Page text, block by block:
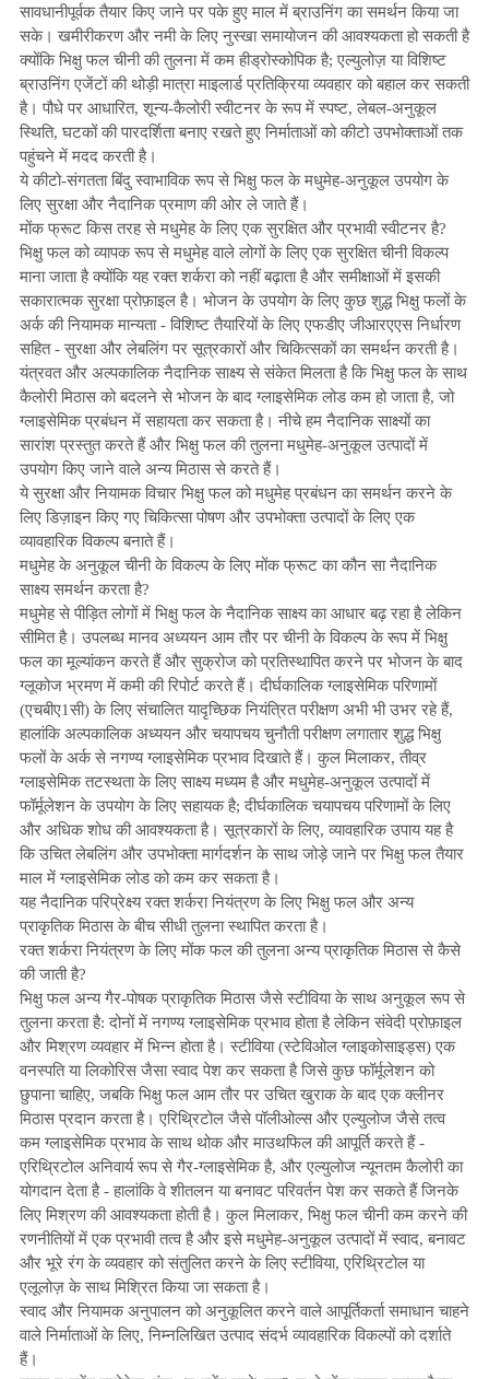
सावधानीपूर्वक तैयार किए जाने पर पके हुए माल में ब्राउनिंग का समर्थन किया जा
सके। खमीरीकरण और नमी के लिए नुस्खा समायोजन की आवश्यकता हो सकती है
क्योंकि भिक्षु फल चीनी की तुलना में कम हीड्रोस्कोपिक है; एल्युलोज़ या विशिष्ट
ब्राउनिंग एजेंटों की थोड़ी मात्रा माइलार्ड प्रतिक्रिया व्यवहार को बहाल कर सकती
है। पौधे पर आधारित, शून्य-कैलोरी स्वीटनर के रूप में स्पष्ट, लेबल-अनुकूल
स्थिति, घटकों की पारदर्शिता बनाए रखते हुए निर्माताओं को कीटो उपभोक्ताओं तक
पहुंचने में मदद करती है।
ये कीटो-संगतता बिंदु स्वाभाविक रूप से भिक्षु फल के मधुमेह-अनुकूल उपयोग के
लिए सुरक्षा और नैदानिक ​​​​प्रमाण की ओर ले जाते हैं।
मोंक फ्रूट किस तरह से मधुमेह के लिए एक सुरक्षित और प्रभावी स्वीटनर है?
भिक्षु फल को व्यापक रूप से मधुमेह वाले लोगों के लिए एक सुरक्षित चीनी विकल्प
माना जाता है क्योंकि यह रक्त शर्करा को नहीं बढ़ाता है और समीक्षाओं में इसकी
सकारात्मक सुरक्षा प्रोफ़ाइल है। भोजन के उपयोग के लिए कुछ शुद्ध भिक्षु फलों के
अर्क की नियामक मान्यता - विशिष्ट तैयारियों के लिए एफडीए जीआरएएस निर्धारण
सहित - सुरक्षा और लेबलिंग पर सूत्रकारों और चिकित्सकों का समर्थन करती है।
यंत्रवत और अल्पकालिक नैदानिक ​​​​साक्ष्य से संकेत मिलता है कि भिक्षु फल के साथ
कैलोरी मिठास को बदलने से भोजन के बाद ग्लाइसेमिक लोड कम हो जाता है, जो
ग्लाइसेमिक प्रबंधन में सहायता कर सकता है। नीचे हम नैदानिक ​​साक्ष्यों का
सारांश प्रस्तुत करते हैं और भिक्षु फल की तुलना मधुमेह-अनुकूल उत्पादों में
उपयोग किए जाने वाले अन्य मिठास से करते हैं।
ये सुरक्षा और नियामक विचार भिक्षु फल को मधुमेह प्रबंधन का समर्थन करने के
लिए डिज़ाइन किए गए चिकित्सा पोषण और उपभोक्ता उत्पादों के लिए एक
व्यावहारिक विकल्प बनाते हैं।
मधुमेह के अनुकूल चीनी के विकल्प के लिए मोंक फ्रूट का कौन सा नैदानिक ​​
साक्ष्य समर्थन करता है?
मधुमेह से पीड़ित लोगों में भिक्षु फल के नैदानिक ​​साक्ष्य का आधार बढ़ रहा है लेकिन
सीमित है। उपलब्ध मानव अध्ययन आम तौर पर चीनी के विकल्प के रूप में भिक्षु
फल का मूल्यांकन करते हैं और सुक्रोज को प्रतिस्थापित करने पर भोजन के बाद
ग्लूकोज भ्रमण में कमी की रिपोर्ट करते हैं। दीर्घकालिक ग्लाइसेमिक परिणामों
(एचबीए1सी) के लिए संचालित यादृच्छिक नियंत्रित परीक्षण अभी भी उभर रहे हैं,
हालांकि अल्पकालिक अध्ययन और चयापचय चुनौती परीक्षण लगातार शुद्ध भिक्षु
फलों के अर्क से नगण्य ग्लाइसेमिक प्रभाव दिखाते हैं। कुल मिलाकर, तीव्र
ग्लाइसेमिक तटस्थता के लिए साक्ष्य मध्यम है और मधुमेह-अनुकूल उत्पादों में
फॉर्मूलेशन के उपयोग के लिए सहायक है; दीर्घकालिक चयापचय परिणामों के लिए
और अधिक शोध की आवश्यकता है। सूत्रकारों के लिए, व्यावहारिक उपाय यह है
कि उचित लेबलिंग और उपभोक्ता मार्गदर्शन के साथ जोड़े जाने पर भिक्षु फल तैयार
माल में ग्लाइसेमिक लोड को कम कर सकता है।
यह नैदानिक ​​परिप्रेक्ष्य रक्त शर्करा नियंत्रण के लिए भिक्षु फल और अन्य
प्राकृतिक मिठास के बीच सीधी तुलना स्थापित करता है।
रक्त शर्करा नियंत्रण के लिए मोंक फल की तुलना अन्य प्राकृतिक मिठास से कैसे
की जाती है?
भिक्षु फल अन्य गैर-पोषक प्राकृतिक मिठास जैसे स्टीविया के साथ अनुकूल रूप से
तुलना करता है: दोनों में नगण्य ग्लाइसेमिक प्रभाव होता है लेकिन संवेदी प्रोफ़ाइल
और मिश्रण व्यवहार में भिन्न होता है। स्टीविया (स्टेविओल ग्लाइकोसाइड्स) एक
वनस्पति या लिकोरिस जैसा स्वाद पेश कर सकता है जिसे कुछ फॉर्मूलेशन को
छुपाना चाहिए, जबकि भिक्षु फल आम तौर पर उचित खुराक के बाद एक क्लीनर
मिठास प्रदान करता है। एरिथ्रिटोल जैसे पॉलीओल्स और एल्युलोज जैसे तत्व
कम ग्लाइसेमिक प्रभाव के साथ थोक और माउथफिल की आपूर्ति करते हैं -
एरिथ्रिटोल अनिवार्य रूप से गैर-ग्लाइसेमिक है, और एल्युलोज न्यूनतम कैलोरी का
योगदान देता है - हालांकि वे शीतलन या बनावट परिवर्तन पेश कर सकते हैं जिनके
लिए मिश्रण की आवश्यकता होती है। कुल मिलाकर, भिक्षु फल चीनी कम करने की
रणनीतियों में एक प्रभावी तत्व है और इसे मधुमेह-अनुकूल उत्पादों में स्वाद, बनावट
और भूरे रंग के व्यवहार को संतुलित करने के लिए स्टीविया, एरिथ्रिटोल या
एलूलोज़ के साथ मिश्रित किया जा सकता है।
स्वाद और नियामक अनुपालन को अनुकूलित करने वाले आपूर्तिकर्ता समाधान चाहने
वाले निर्माताओं के लिए, निम्नलिखित उत्पाद संदर्भ व्यावहारिक विकल्पों को दर्शाते
हैं।